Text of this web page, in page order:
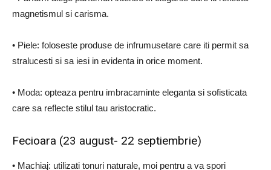
magnetismul si carisma.
• Piele: foloseste produse de infrumusetare care iti permit sa
stralucesti si sa iesi in evidenta in orice moment.
• Moda: opteaza pentru imbracaminte eleganta si sofisticata
care sa reflecte stilul tau aristocratic.
Fecioara (23 august- 22 septiembrie)
• Machiaj: utilizati tonuri naturale, moi pentru a va spori